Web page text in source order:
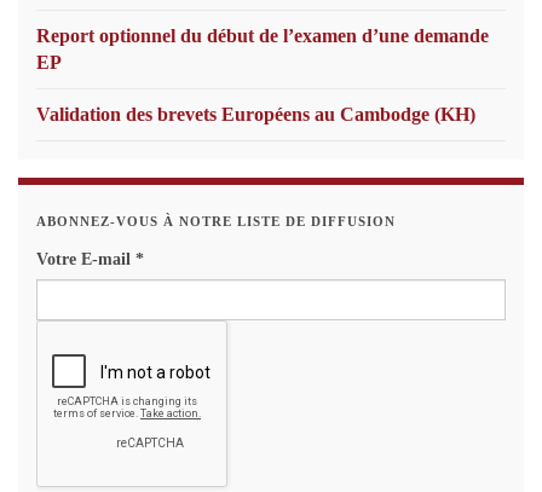
Report optionnel du début de l’examen d’une demande
EP
Validation des brevets Européens au Cambodge (KH)
ABONNEZ-VOUS À NOTRE LISTE DE DIFFUSION
Votre E-mail *